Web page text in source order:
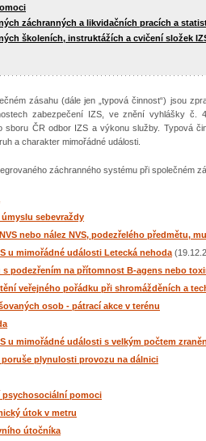
záchranných a likvidačních pracích a
školeních, instruktážích a cvičení složek
zásahu (dále jen „typová činnost“) jsou
zabezpečení IZS, ve znění vyhlášky č.
sboru ČR odbor IZS a výkonu služby. Typová
a charakter mimořádné události.
záchranného systému při společném
sebevraždy
nebo nález NVS, podezřelého předmětu,
u mimořádné události Letecká nehoda
s podezřením na přítomnost B-agens nebo
veřejného pořádku při shromážděních a
osob - pátrací akce v terénu
u mimořádné události s velkým počtem
poruše plynulosti provozu na dálnici
psychosociální pomoci
útok v metru
útočníka